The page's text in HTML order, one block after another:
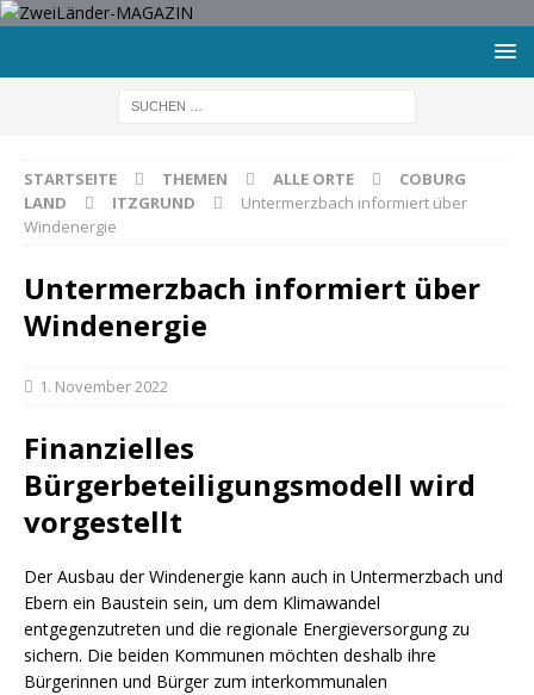
STARTSEITE THEMEN ALLE ORTE
COBURG
LAND
ITZGRUND
Untermerzbach informiert über
Windenergie
Untermerzbach informiert über
Windenergie
1. November 2022
Finanzielles
Bürgerbeteiligungsmodell wird
vorgestellt
Der Ausbau der Windenergie kann auch in Untermerzbach und
Ebern ein Baustein sein, um dem Klimawandel
entgegenzutreten und die regionale Energieversorgung zu
sichern. Die beiden Kommunen möchten deshalb ihre
Bürgerinnen und Bürger zum interkommunalen